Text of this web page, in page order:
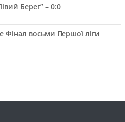
Берег” – 0:0
Фінал восьми Першої ліги